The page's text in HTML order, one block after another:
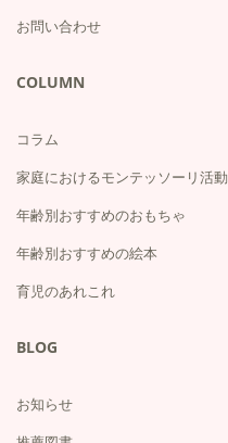
お問い合わせ
COLUMN
コラム
家庭におけるモンテッソーリ活動
年齢別おすすめのおもちゃ
年齢別おすすめの絵本
育児のあれこれ
BLOG
お知らせ